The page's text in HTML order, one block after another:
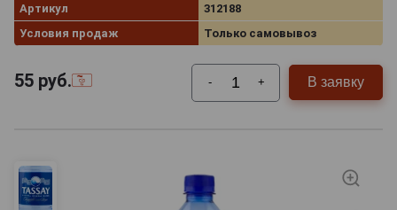
Артикул
312188
Условия продаж
Только самовывоз
55 руб. - + В заявку